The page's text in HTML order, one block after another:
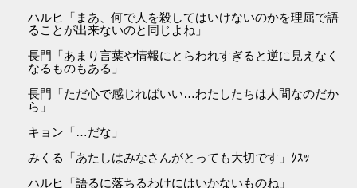
ハルヒ「まあ、何で人を殺してはいけないのかを理屈で語
ることが出来ないのと同じよね」
長門「あまり言葉や情報にとらわれすぎると逆に見えなく
なるものもある」
長門「ただ心で感じればいい…わたしたちは人間なのだか
ら」
キョン「…だな」
みくる「あたしはみなさんがとっても大切です」ｸｽｯ
ハルヒ「語るに落ちるわけにはいかないものね」